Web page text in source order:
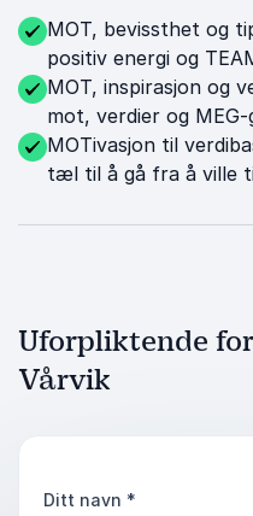
MOT, bevissthet og
positiv energi og
MOT, inspirasjon og
mot, verdier og MEG-
MOTivasjon til
tæl til å gå fra å ville
Uforpliktende
Vårvik
Ditt navn *